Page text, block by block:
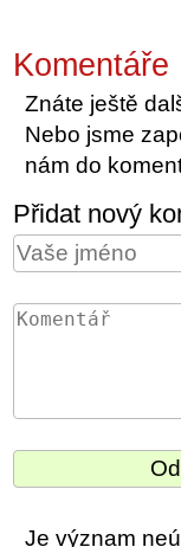
Komentáře
Znáte ještě
Nebo jsme
nám do
Přidat nový
Je význam